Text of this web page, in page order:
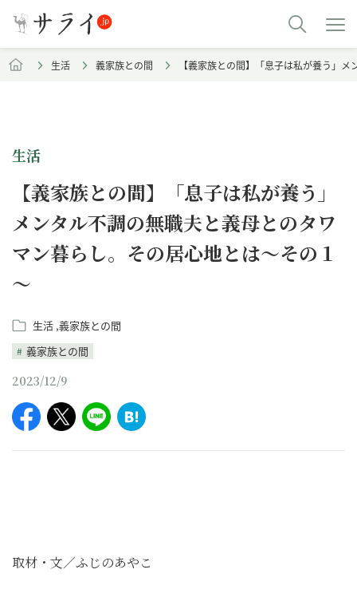
生活 義家族との間 【義家族との間】「息子は私が養う」
生活
【義家族との間】「息子は私が養う」
メンタル不調の無職夫と義母とのタワ
マン暮らし。その居心地とは～その１
～
生活 義家族との間
義家族との間
2023/12/9
取材・文／ふじのあやこ